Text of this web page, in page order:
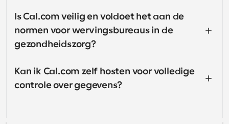
Is Cal.com veilig en voldoet het aan de
normen voor wervingsbureaus in de
gezondheidszorg?
Kan ik Cal.com zelf hosten voor volledige
controle over gegevens?